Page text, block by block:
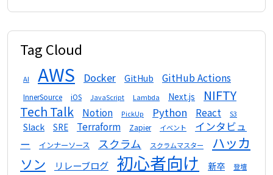
Tag Cloud
AI AWS Docker GitHub GitHub Actions
InnerSource iOS JavaScript Lambda Next.js
NIFTY
Tech Talk
Notion PickUp Python React S3
Slack SRE Terraform Zapier イベント
インタビュ
ー
インナーソース スクラム スクラムマスター
ハッカ
ソン
リレーブログ 初心者向け 新卒 登壇